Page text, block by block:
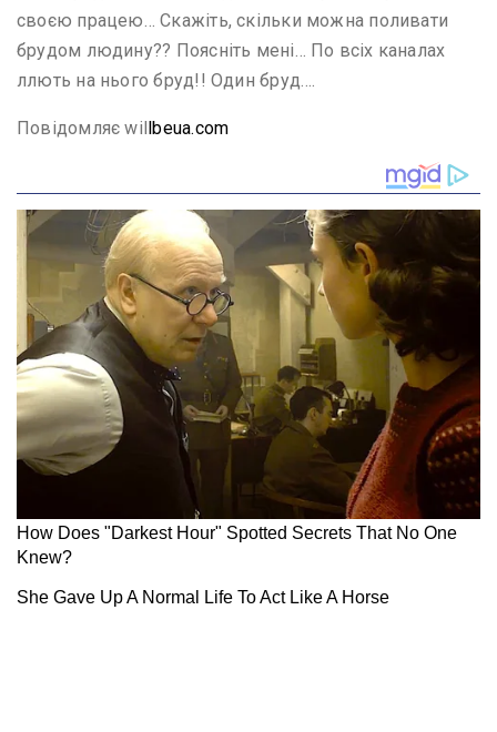
своєю працею… Скажіть, скільки можна поливати
брудом людину?? Поясніть мені… По всіх каналах
ллють на нього бруд!! Один бруд….
Повідомляє willbeua.com